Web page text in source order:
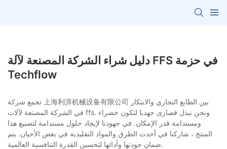
دليل شراء الشركة المصنعة لآلة FFS في حزمة
Techflow
تجمع شركة 上海利湃机械设备有限公司 بين الطابع التجاري والابتكار
في الشركة المصنعة لآلات ffs. ونحن نبذل قصارى جهدنا لتكون خضراء
ومستدامة قدر الإمكان. في جهودنا لإيجاد حلول مستدامة لتصنيع هذا
المنتج ، شاركنا في أحدث الطرق والمواد التقليدية في بعض الأحيان. يتم
ضمان جودتها وأدائها لتحسين القدرة التنافسية العالمية.